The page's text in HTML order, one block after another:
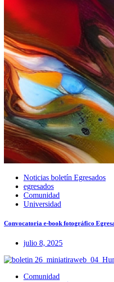
Noticias boletín Egresados
egresados
Comunidad
Universidad
Convocatoria e-book fotográfico
julio 8, 2025
Comunidad